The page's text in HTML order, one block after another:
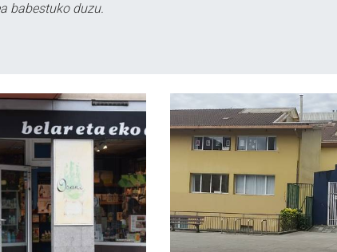
babestuko duzu.